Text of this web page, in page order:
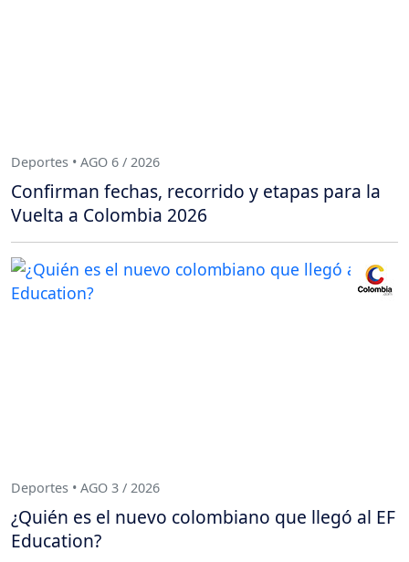
Deportes • AGO 6 / 2026
Confirman fechas, recorrido y etapas para la
Vuelta a Colombia 2026
Deportes • AGO 3 / 2026
¿Quién es el nuevo colombiano que llegó al EF
Education?